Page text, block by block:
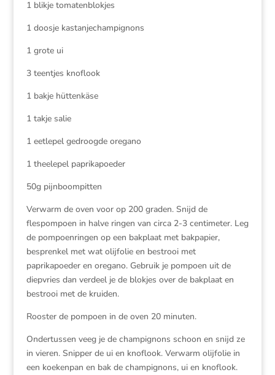
1 blikje tomatenblokjes
1 doosje kastanjechampignons
1 grote ui
3 teentjes knoflook
1 bakje hüttenkäse
1 takje salie
1 eetlepel gedroogde oregano
1 theelepel paprikapoeder
50g pijnboompitten
Verwarm de oven voor op 200 graden. Snijd de
flespompoen in halve ringen van circa 2-3 centimeter. Leg
de pompoenringen op een bakplaat met bakpapier,
besprenkel met wat olijfolie en bestrooi met
paprikapoeder en oregano. Gebruik je pompoen uit de
diepvries dan verdeel je de blokjes over de bakplaat en
bestrooi met de kruiden.
Rooster de pompoen in de oven 20 minuten.
Ondertussen veeg je de champignons schoon en snijd ze
in vieren. Snipper de ui en knoflook. Verwarm olijfolie in
een koekenpan en bak de champignons, ui en knoflook.